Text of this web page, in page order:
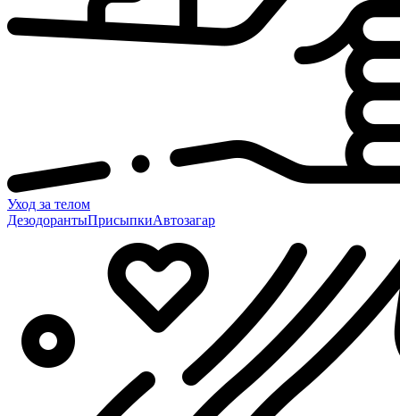
Уход за телом
ДезодорантыПрисыпкиАвтозагар